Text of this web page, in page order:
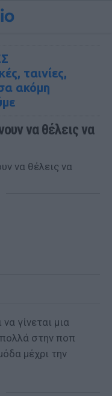
ταινίες,
ακόμη
να θέλεις να
γίνεται μια
στην ποπ
μέχρι την